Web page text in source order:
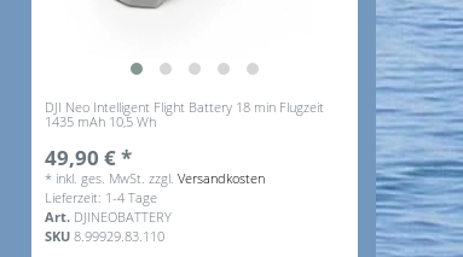
DJI Neo Intelligent Flight Battery 18 min Flugzeit
1435 mAh 10,5 Wh
49,90 € *
* inkl. ges. MwSt. zzgl.Versandkosten
Lieferzeit: 1-4 Tage
Art. DJINEOBATTERY
SKU8.99929.83.110